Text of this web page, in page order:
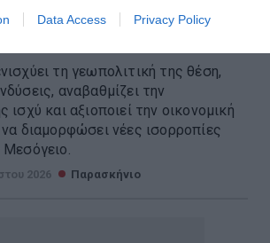
Data Access Privacy Policy
γεωπολιτικό όπλο
τη γεωπολιτική της θέση,
αναβαθμίζει την
ισχύ και αξιοποιεί την οικονομική
διαμορφώσει νέες ισορροπίες
Μεσόγειο.
2026 Παρασκήνιο